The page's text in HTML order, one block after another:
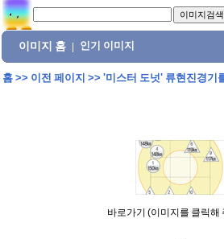
이미지 홈 인기 이미지
홈>> 이전 페이지 >> '미스터 도넛' 류현진경기
바로가기 (이미지를 클릭해